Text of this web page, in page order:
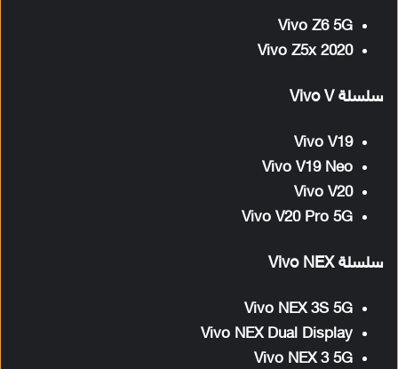
Vivo Z6 5G
Vivo Z5x 2020
سلسلة Vivo V
Vivo V19
Vivo V19 Neo
Vivo V20
Vivo V20 Pro 5G
سلسلة Vivo NEX
Vivo NEX 3S 5G
Vivo NEX Dual Display
Vivo NEX 3 5G